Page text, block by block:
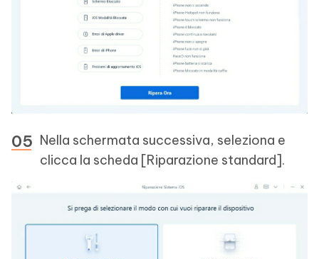
Nella schermata successiva, seleziona e
clicca la scheda [Riparazione standard].